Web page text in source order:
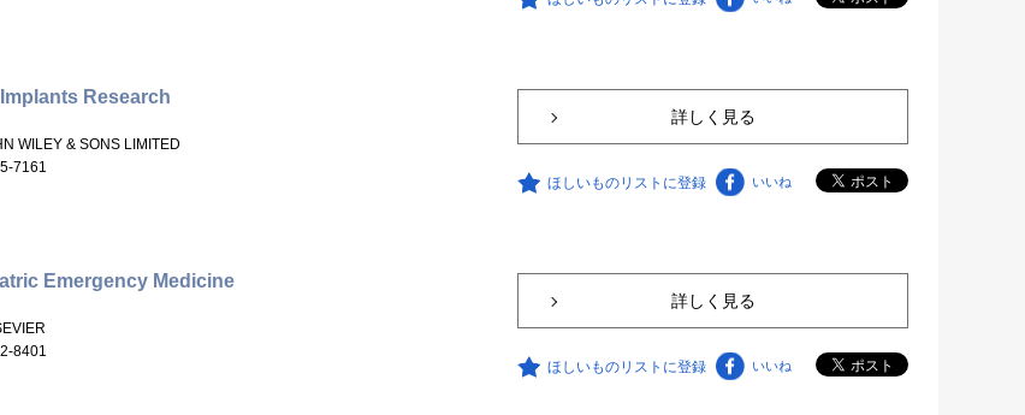
Research
WILEY & SONS LIMITED
7161
詳しく見る
ほしいものリストに登録 いいね
Emergency Medicine
8401
詳しく見る
ほしいものリストに登録 いいね